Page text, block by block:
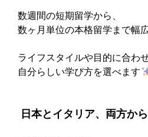
数週間の短期留学から、
数ヶ月単位の本格留学まで幅広
ライフスタイルや目的に合わせ
自分らしい学び方を選べます
日本とイタリア、両方か